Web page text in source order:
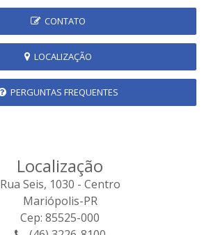
CONTATO
LOCALIZAÇÃO
PERGUNTAS FREQUENTES
Localização
Rua Seis, 1030 - Centro
Mariópolis-PR
Cep: 85525-000